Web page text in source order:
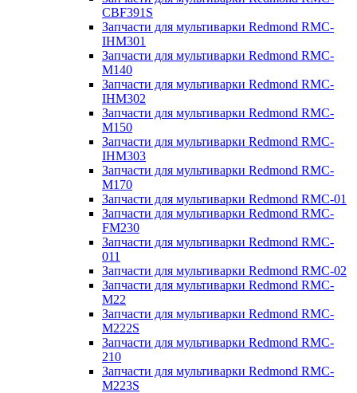
CBF391S
Запчасти для мультиварки Redmond RMC-
IHM301
Запчасти для мультиварки Redmond RMC-
M140
Запчасти для мультиварки Redmond RMC-
IHM302
Запчасти для мультиварки Redmond RMC-
M150
Запчасти для мультиварки Redmond RMC-
IHM303
Запчасти для мультиварки Redmond RMC-
M170
Запчасти для мультиварки Redmond RMC-01
Запчасти для мультиварки Redmond RMC-
FM230
Запчасти для мультиварки Redmond RMC-
011
Запчасти для мультиварки Redmond RMC-02
Запчасти для мультиварки Redmond RMC-
M22
Запчасти для мультиварки Redmond RMC-
M222S
Запчасти для мультиварки Redmond RMC-
210
Запчасти для мультиварки Redmond RMC-
M223S